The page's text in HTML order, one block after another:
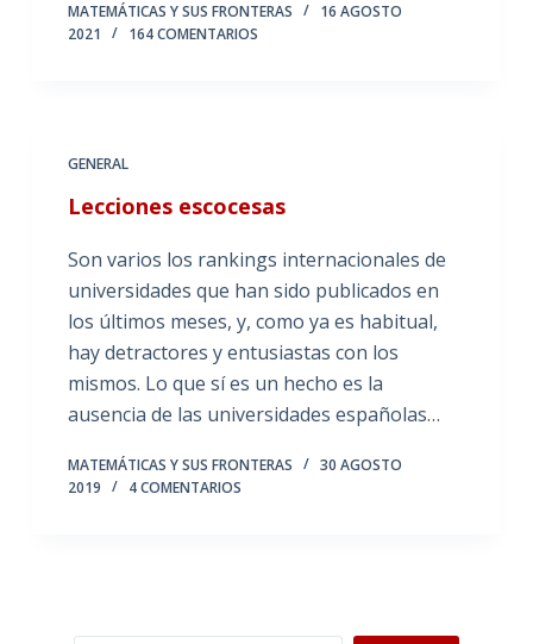
MATEMÁTICAS Y SUS FRONTERAS
16 AGOSTO
2021
164 COMENTARIOS
GENERAL
Lecciones escocesas
Son varios los rankings internacionales de
universidades que han sido publicados en
los últimos meses, y, como ya es habitual,
hay detractores y entusiastas con los
mismos. Lo que sí es un hecho es la
ausencia de las universidades españolas…
MATEMÁTICAS Y SUS FRONTERAS
30 AGOSTO
2019
4 COMENTARIOS